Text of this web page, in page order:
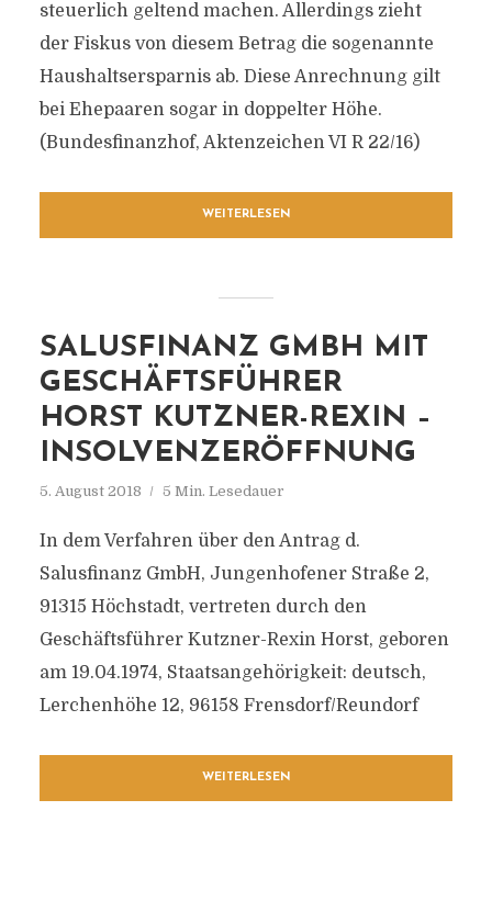
steuerlich geltend machen. Allerdings zieht
der Fiskus von diesem Betrag die sogenannte
Haushaltsersparnis ab. Diese Anrechnung gilt
bei Ehepaaren sogar in doppelter Höhe.
(Bundesfinanzhof, Aktenzeichen VI R 22/16)
WEITERLESEN
SALUSFINANZ GMBH MIT
GESCHÄFTSFÜHRER
HORST KUTZNER-REXIN –
INSOLVENZERÖFFNUNG
5. August 2018 5 Min. Lesedauer
In dem Verfahren über den Antrag d.
Salusfinanz GmbH, Jungenhofener Straße 2,
91315 Höchstadt, vertreten durch den
Geschäftsführer Kutzner-Rexin Horst, geboren
am 19.04.1974, Staatsangehörigkeit: deutsch,
Lerchenhöhe 12, 96158 Frensdorf/Reundorf
WEITERLESEN